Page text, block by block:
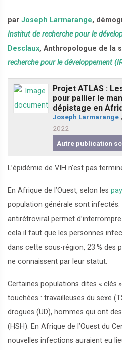
par Joseph Larmarange,
Institut de recherche pour le
Desclaux, Anthropologue de la
recherche pour le développement
Projet ATLAS :
pour pallier le
dépistage en
Joseph Larmarange ,
2022
Autre publication
L’épidémie de VIH n’est pas
En Afrique de l’Ouest, selon les
population générale sont infectés.
antirétroviral permet
cela il faut que les personnes
dans cette sous-région, 23 % des
ne connaissent par leur statut.
Certaines populations dites « clés
touchées : travailleuses du sexe
drogues (UD), hommes qui ont
(HSH). En Afrique de l’Ouest du
nouvelles infections auraient eu